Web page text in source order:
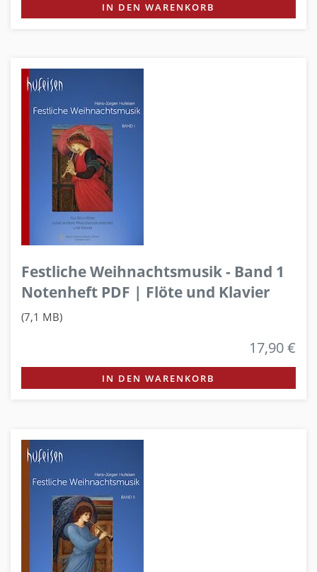
IN DEN WARENKORB
Festliche Weihnachtsmusik - Band 1
Notenheft PDF | Flöte und Klavier
(7,1 MB)
17,90 €
IN DEN WARENKORB